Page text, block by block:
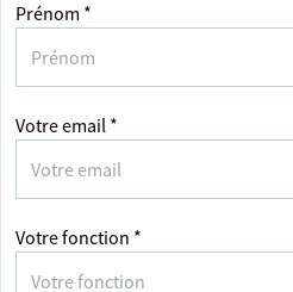
Prénom *
Votre email *
Votre fonction *